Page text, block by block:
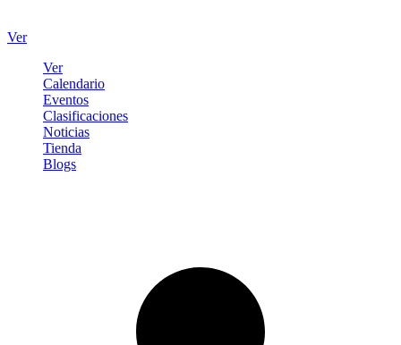
Ver
Ver
Calendario
Eventos
Clasificaciones
Noticias
Tienda
Blogs